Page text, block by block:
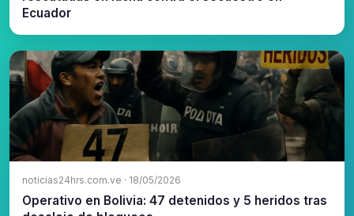
Ecuador
noticias24hrs.com.ve · 18/05/2026
Operativo en Bolivia: 47 detenidos y 5 heridos tras